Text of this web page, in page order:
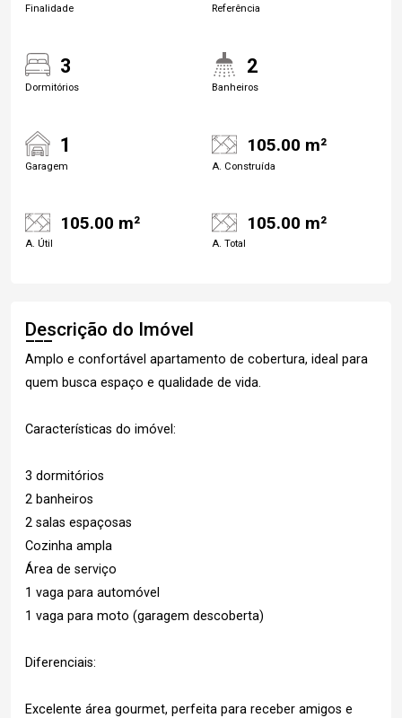
Finalidade Referência
3
Dormitórios
2
Banheiros
1
Garagem
105.00 m²
A. Construída
105.00 m²
A. Útil
105.00 m²
A. Total
Descrição do Imóvel
Amplo e confortável apartamento de cobertura, ideal para
quem busca espaço e qualidade de vida.
Características do imóvel:
3 dormitórios
2 banheiros
2 salas espaçosas
Cozinha ampla
Área de serviço
1 vaga para automóvel
1 vaga para moto (garagem descoberta)
Diferenciais:
Excelente área gourmet, perfeita para receber amigos e